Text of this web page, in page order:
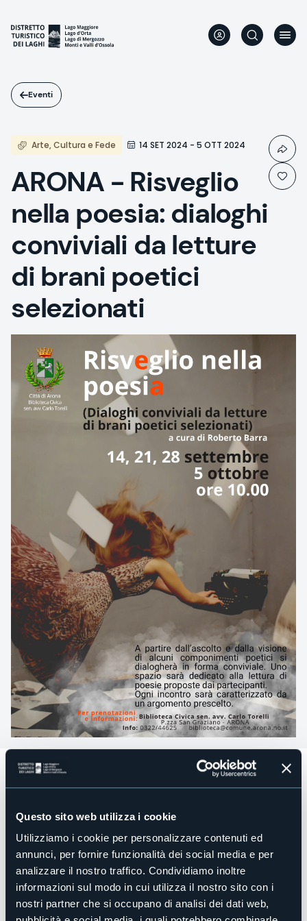
Questo sito web utilizza i cookie
Utilizziamo i cookie per personalizzare contenuti ed
annunci, per fornire funzionalità dei social media e per
analizzare il nostro traffico. Condividiamo inoltre
informazioni sul modo in cui utilizza il nostro sito con i
nostri partner che si occupano di analisi dei dati web,
contenuto
principale
Eventi
Arte, Cultura e Fede 14 SET 2024 - 5 OTT 2024
ARONA - Risveglio
nella poesia: dialoghi
conviviali da letture
di brani poetici
selezionati
Da sabato 14 settembre alle ore 10:00, per quattro sabati
consecutivi, la biblioteca darà spazio alla poesia con
poetici selezionati.
Roberto Barra ci guiderà all’ascolto di poesie scelte tratte
dall’opera di autori stranieri e nazionali, anche grazie ai
supporti multimediali. Si potrà intervenire liberamente
dopo l’ascolto per evidenziare temi, suggestioni, idee,
emozioni risultanti da quanto appreso. Lo spazio raccolto
permetterà di entrare facilmente in sintonia con il flusso
delle parole che potranno echeggiare e risuonare per la